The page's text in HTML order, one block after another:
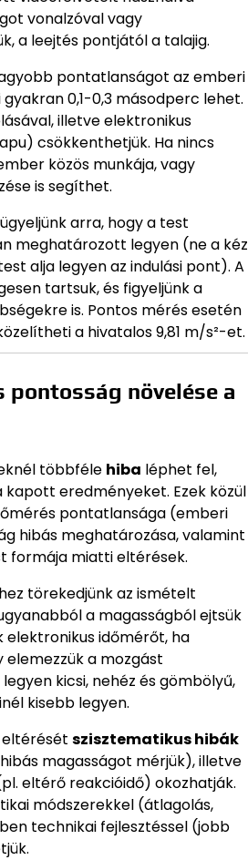
vonalzóval vagy
a leejtés pontjától a talajig.
pontatlanságot az emberi
0,1-0,3 másodperc lehet.
illetve elektronikus
csökkenthetjük. Ha nincs
közös munkája, vagy
is segíthet.
arra, hogy a test
meghatározott legyen (ne a kéz
alja legyen az indulási pont). A
tartsuk, és figyeljünk a
is. Pontos mérés esetén
a hivatalos 9,81 m/s²-et.
pontosság növelése a
többféle hiba léphet fel,
eredményeket. Ezek közül
pontatlansága (emberi
hibás meghatározása, valamint
formája miatti eltérések.
törekedjünk az ismételt
a magasságból ejtsük
elektronikus időmérőt, ha
elemezzük a mozgást
kicsi, nehéz és gömbölyű,
kisebb legyen.
szisztematikus hibák
magasságot mérjük), illetve
eltérő reakcióidő) okozhatják.
módszerekkel (átlagolás,
technikai fejlesztéssel (jobb